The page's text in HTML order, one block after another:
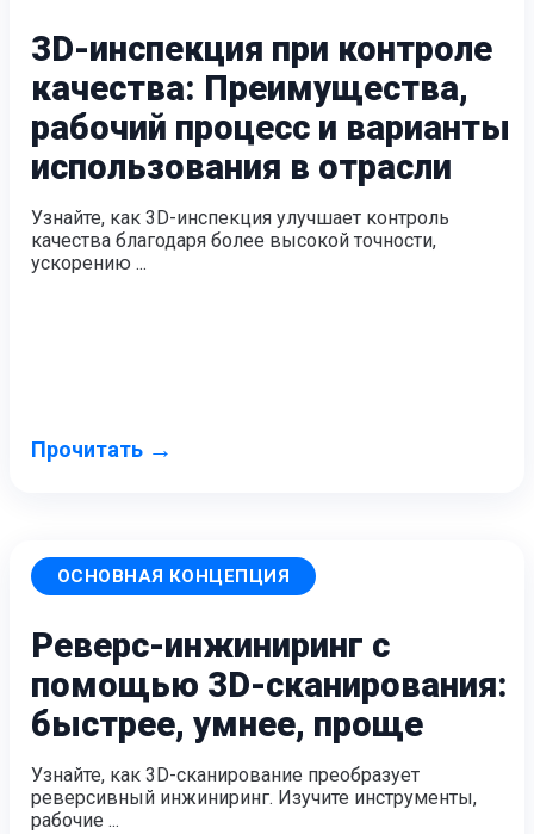
3D-инспекция при контроле
качества: Преимущества,
рабочий процесс и варианты
использования в отрасли
Узнайте, как 3D-инспекция улучшает контроль
качества благодаря более высокой точности,
ускорению ...
Прочитать →
ОСНОВНАЯ КОНЦЕПЦИЯ
Реверс-инжиниринг с
помощью 3D-сканирования:
быстрее, умнее, проще
Узнайте, как 3D-сканирование преобразует
реверсивный инжиниринг. Изучите инструменты,
рабочие ...